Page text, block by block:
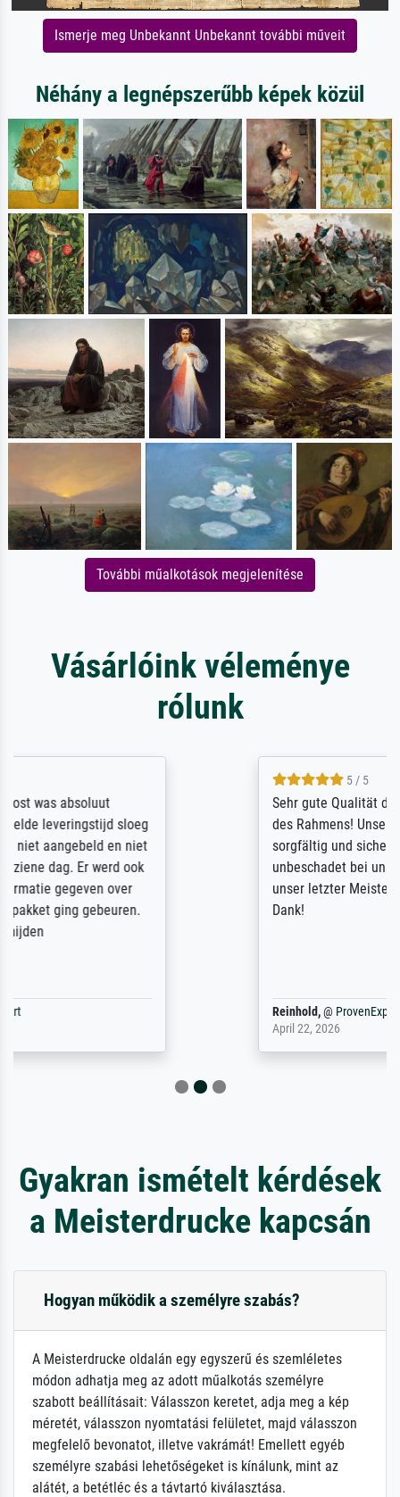
Ismerje meg Unbekannt Unbekannt további műveit
Néhány a legnépszerűbb képek közül
További műalkotások megjelenítése
Vásárlóink véleménye
rólunk
Sehr gute Qualität des Leinwanddrucks und
des Rahmens! Unser Bild wurde sehr
sorgfältig und sicher verpackt, so dass es
unbeschadet bei uns ankam. Es wird nicht
unser letzter Meisterdruck sein. Vielen
Dank!
Gyakran ismételt kérdések
a Meisterdrucke kapcsán
Hogyan működik a személyre szabás?
A Meisterdrucke oldalán egy egyszerű és szemléletes
módon adhatja meg az adott műalkotás személyre
szabott beállításait: Válasszon keretet, adja meg a kép
méretét, válasszon nyomtatási felületet, majd válasszon
megfelelő bevonatot, illetve vakrámát! Emellett egyéb
személyre szabási lehetőségeket is kínálunk, mint az
alátét, a betétléc és a távtartó kiválasztása.